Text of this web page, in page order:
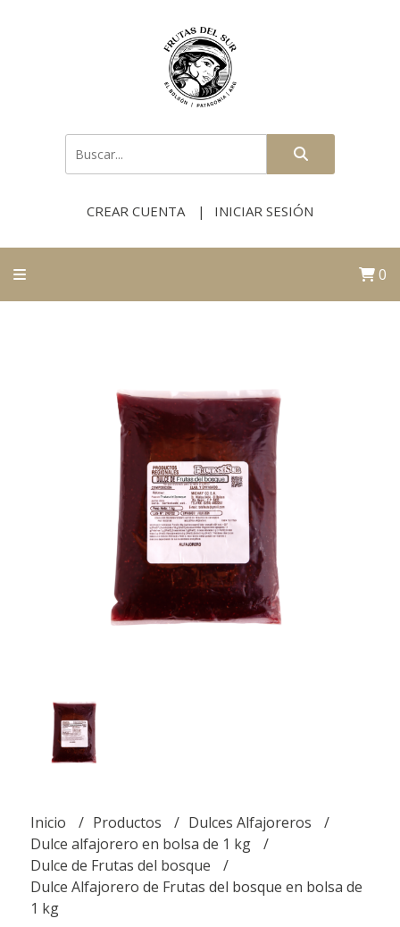
CREAR CUENTA INICIAR SESIÓN
0
Inicio Productos
Dulces Alfajoreros
Dulce alfajorero en bolsa de 1 kg
Dulce de Frutas del bosque
Dulce Alfajorero de Frutas del bosque en bolsa de
1 kg